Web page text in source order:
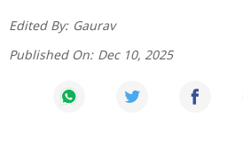
Edited By: Gaurav
Published On: Dec 10, 2025